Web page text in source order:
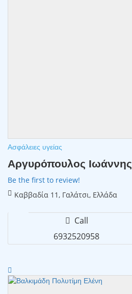
Ασφάλειες υγείας
Αργυρόπουλος Ιωάννης
Be the first to review!
Καββαδία 11, Γαλάτσι, Ελλάδα
Call
6932520958